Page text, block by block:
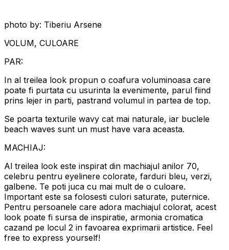
photo by: Tiberiu Arsene
VOLUM, CULOARE
PAR:
In al treilea look propun o coafura voluminoasa care
poate fi purtata cu usurinta la evenimente, parul fiind
prins lejer in parti, pastrand volumul in partea de top.
Se poarta texturile wavy cat mai naturale, iar buclele
beach waves sunt un must have vara aceasta.
MACHIAJ:
Al treilea look este inspirat din machiajul anilor 70,
celebru pentru eyelinere colorate, farduri bleu, verzi,
galbene. Te poti juca cu mai mult de o culoare.
Important este sa folosesti culori saturate, puternice.
Pentru persoanele care adora machiajul colorat, acest
look poate fi sursa de inspiratie, armonia cromatica
cazand pe locul 2 in favoarea exprimarii artistice. Feel
free to express yourself!